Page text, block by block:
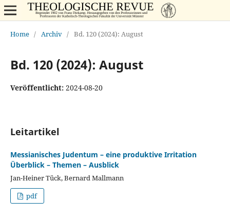
Home / Archiv / Bd. 120 (2024): August
Bd. 120 (2024): August
Veröffentlicht: 2024-08-20
Leitartikel
Messianisches Judentum – eine produktive Irritation
Überblick – Themen – Ausblick
Jan-Heiner Tück, Bernard Mallmann
pdf